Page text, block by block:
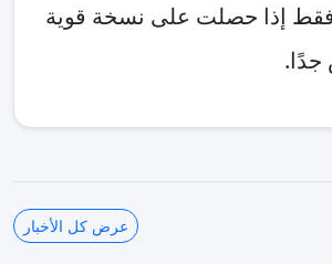
فقط إذا حصلت على نسخة قوية
عرض كل الأخبار